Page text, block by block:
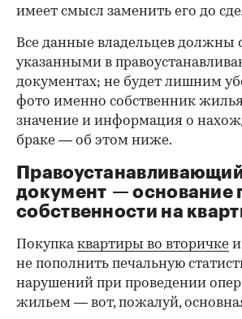
имеет смысл заменить его до
00:00 / 00:00
Все данные владельцев должны
указанными в
документах; не будет лишним
фото именно собственник
значение и информация о
браке — об этом ниже.
документ — основание
собственности на
Покупкаквартиры во вторичке
не пополнить печальную
нарушений при проведении
жильем — вот, пожалуй,